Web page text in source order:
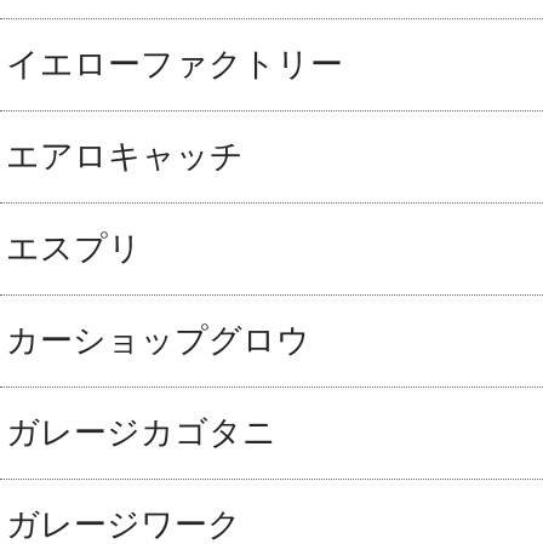
イエローファクトリー
エアロキャッチ
エスプリ
カーショップグロウ
ガレージカゴタニ
ガレージワーク